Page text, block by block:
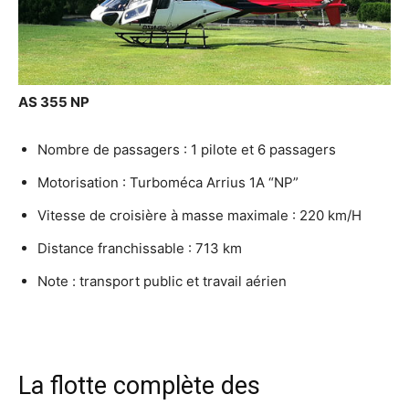
AS 355 NP
Nombre de passagers : 1 pilote et 6 passagers
Motorisation : Turboméca Arrius 1A “NP”
Vitesse de croisière à masse maximale : 220 km/H
Distance franchissable : 713 km
Note : transport public et travail aérien
La flotte complète des